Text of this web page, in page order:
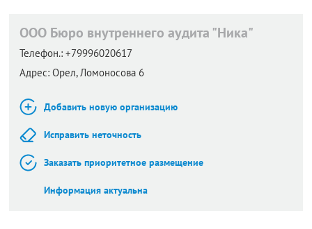
ООО Бюро внутреннего аудита "Ника"
Телефон.: +79996020617
Адрес: Орел,Ломоносова 6
Добавить новую организацию
Исправить неточность
Заказать приоритетное размещение
Информация актуальна